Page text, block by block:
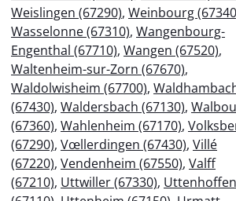
Weislingen (67290), Weinbourg
Wasselonne (67310), Wangenbourg-
Engenthal (67710), Wangen (67520),
Waltenheim-sur-Zorn (67670),
Waldolwisheim (67700),
(67430), Waldersbach (67130),
(67360), Wahlenheim (67170),
(67290), Vœllerdingen (67430), Villé
(67220), Vendenheim (67550), Valff
(67210), Uttwiller (67330), Uttenhoffen